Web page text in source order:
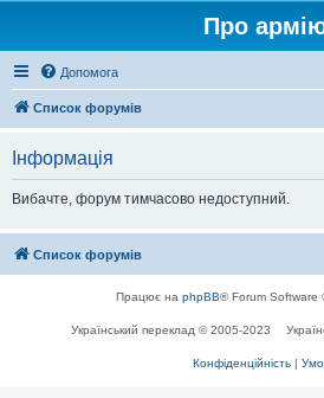
Про
Допомога
Список форумів
Інформація
Вибачте, форум тимчасово недоступний.
Список форумів
Працює на phpBB® Forum Software
Український переклад © 2005-2023
Конфіденційність |